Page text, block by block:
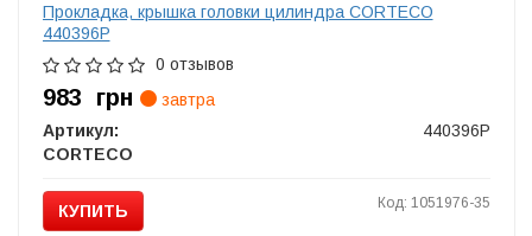
Прокладка, крышка головки цилиндра CORTECO
440396P
0 отзывов
983 грн
завтра
Артикул:
440396P
CORTECO
КУПИТЬ Код: 1051976-35